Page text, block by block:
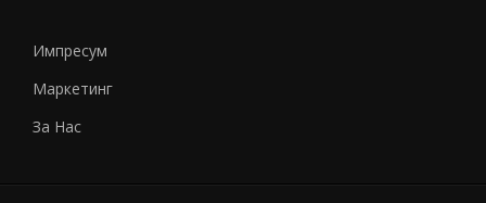
Импресум
Маркетинг
За Нас